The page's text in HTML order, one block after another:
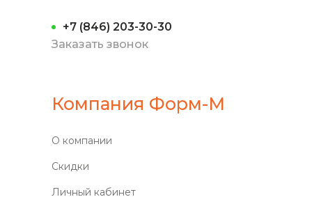
+7 (846) 203-30-30
Заказать звонок
Компания Форм-М
О компании
Скидки
Личный кабинет